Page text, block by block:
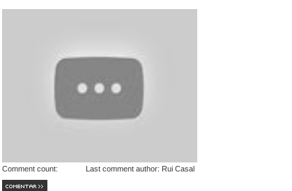
Comment count: Last comment author: Rui Casal
COMENTAR >>